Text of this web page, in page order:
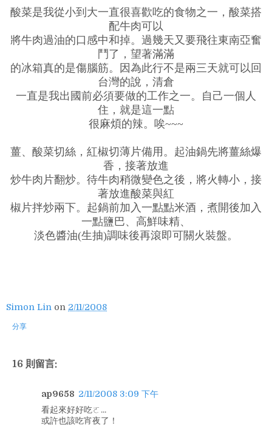
酸菜是我從小到大一直很喜歡吃的食物之一，酸菜搭
配牛肉可以
將牛肉過油的口感中和掉。過幾天又要飛往東南亞奮
鬥了，望著滿滿
的冰箱真的是傷腦筋。因為此行不是兩三天就可以回
台灣的說，清倉
一直是我出國前必須要做的工作之一。自己一個人
住，就是這一點
很麻煩的辣。唉~~~
薑、酸菜切絲，紅椒切薄片備用。起油鍋先將薑絲爆
香，接著放進
炒牛肉片翻炒。待牛肉稍微變色之後，將火轉小，接
著放進酸菜與紅
椒片拌炒兩下。起鍋前加入一點點米酒，煮開後加入
一點鹽巴、高鮮味精、
淡色醬油(生抽)調味後再滾即可關火裝盤。
Simon Lin on 2/11/2008
分享
16 則留言:
ap9658 2/11/2008 3:09 下午
看起來好好吃ㄛ...
或許也該吃宵夜了！